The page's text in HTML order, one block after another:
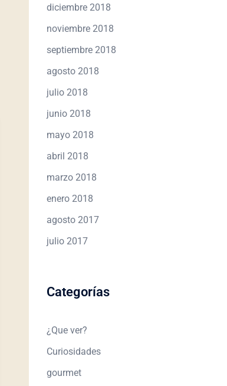
diciembre 2018
noviembre 2018
septiembre 2018
agosto 2018
julio 2018
junio 2018
mayo 2018
abril 2018
marzo 2018
enero 2018
agosto 2017
julio 2017
Categorías
¿Que ver?
Curiosidades
gourmet